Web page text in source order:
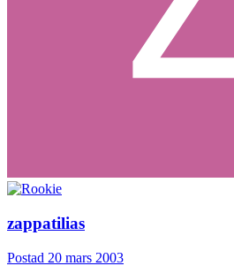
zappatilias
Postad 20 mars 2003